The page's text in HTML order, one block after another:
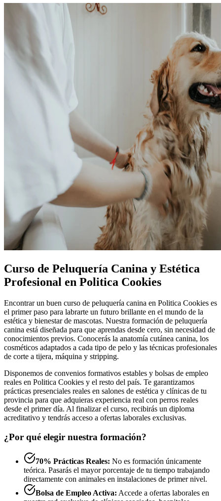
Curso de Peluquería Canina y Estética
Profesional en Politica Cookies
Encontrar un buen curso de peluquería canina en Politica Cookies es
el primer paso para labrarte un futuro brillante en el mundo de la
estética y bienestar de mascotas. Nuestra formación de peluquería
canina está diseñada para que aprendas desde cero, sin necesidad de
conocimientos previos. Conocerás la anatomía cutánea canina, los
cosméticos adaptados a cada tipo de pelo y las técnicas profesionales
de corte a tijera, máquina y stripping.
Disponemos de convenios formativos estables y bolsas de empleo
reales en Politica Cookies y el resto del país. Te garantizamos
prácticas presenciales reales en salones de estética y clínicas de tu
provincia para que adquieras experiencia real con perros reales
desde el primer día. Al finalizar el curso, recibirás un diploma
acreditativo y tendrás acceso a ofertas laborales exclusivas.
¿Por qué elegir nuestra formación?
70% Prácticas Reales: No es formación únicamente
teórica. Pasarás el mayor porcentaje de tu tiempo trabajando
directamente con animales en instalaciones de primer nivel.
Bolsa de Empleo Activa: Accede a ofertas laborales en